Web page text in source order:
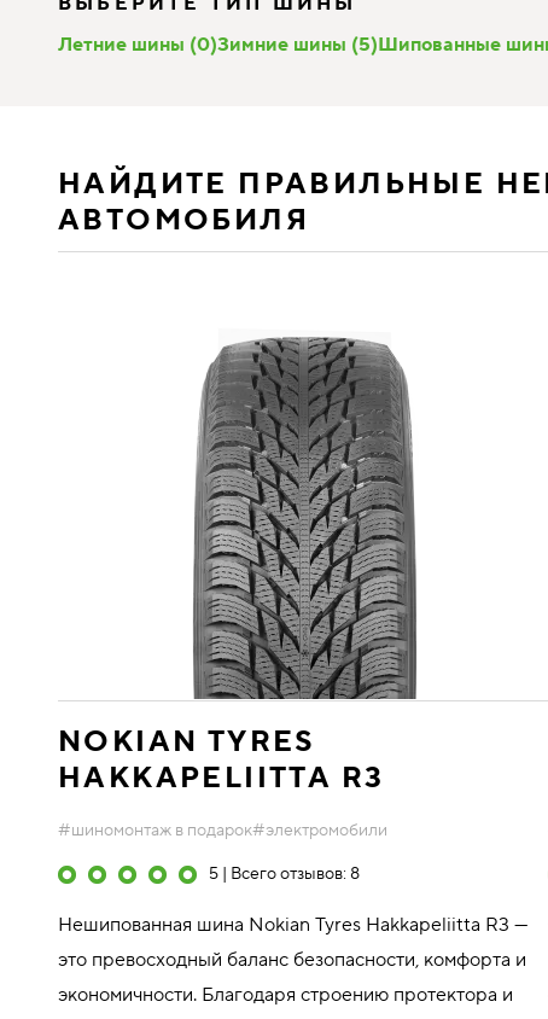
Летние шины (0)Зимние шины (5)Шипованные
НАЙДИТЕ ПРАВИЛЬНЫЕ
АВТОМОБИЛЯ
NOKIAN TYRES
HAKKAPELIITTA R3
#шиномонтаж в подарок#электромобили
5 | Всего отзывов: 8
Нешипованная шина Nokian Tyres Hakkapeliitta R3 —
это превосходный баланс безопасности, комфорта и
экономичности. Благодаря строению протектора и